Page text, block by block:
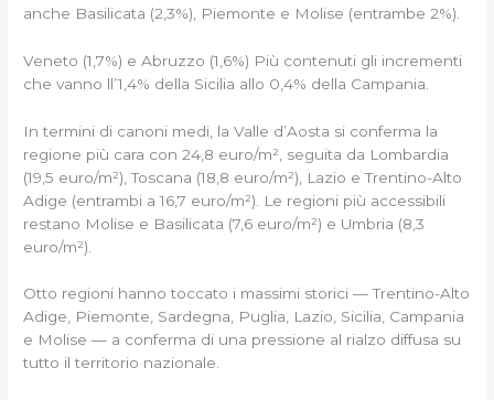
anche Basilicata (2,3%), Piemonte e Molise (entrambe 2%).
Veneto (1,7%) e Abruzzo (1,6%) Più contenuti gli incrementi
che vanno ll’1,4% della Sicilia allo 0,4% della Campania.
In termini di canoni medi, la Valle d’Aosta si conferma la
regione più cara con 24,8 euro/m², seguita da Lombardia
(19,5 euro/m²), Toscana (18,8 euro/m²), Lazio e Trentino-Alto
Adige (entrambi a 16,7 euro/m²). Le regioni più accessibili
restano Molise e Basilicata (7,6 euro/m²) e Umbria (8,3
euro/m²).
Otto regioni hanno toccato i massimi storici — Trentino-Alto
Adige, Piemonte, Sardegna, Puglia, Lazio, Sicilia, Campania
e Molise — a conferma di una pressione al rialzo diffusa su
tutto il territorio nazionale.